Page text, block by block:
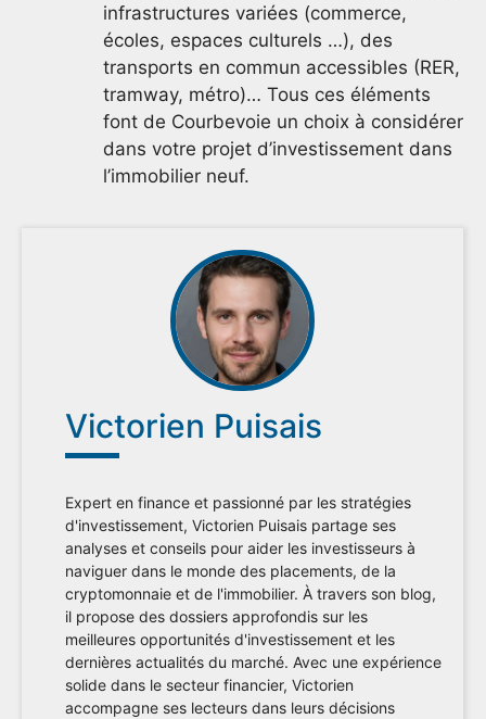
infrastructures variées (commerce,
écoles, espaces culturels …), des
transports en commun accessibles (RER,
tramway, métro)… Tous ces éléments
font de Courbevoie un choix à considérer
dans votre projet d’investissement dans
l’immobilier neuf.
Victorien Puisais
Expert en finance et passionné par les stratégies
d'investissement, Victorien Puisais partage ses
analyses et conseils pour aider les investisseurs à
naviguer dans le monde des placements, de la
cryptomonnaie et de l'immobilier. À travers son blog,
il propose des dossiers approfondis sur les
meilleures opportunités d'investissement et les
dernières actualités du marché. Avec une expérience
solide dans le secteur financier, Victorien
accompagne ses lecteurs dans leurs décisions